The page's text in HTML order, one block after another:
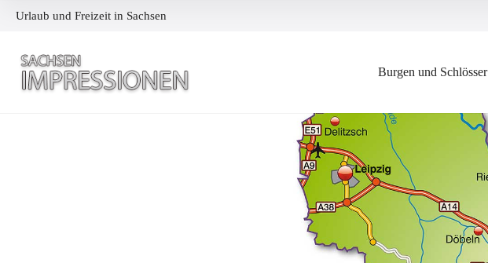
Urlaub und Freizeit in Sachsen
Burgen und Schlösser